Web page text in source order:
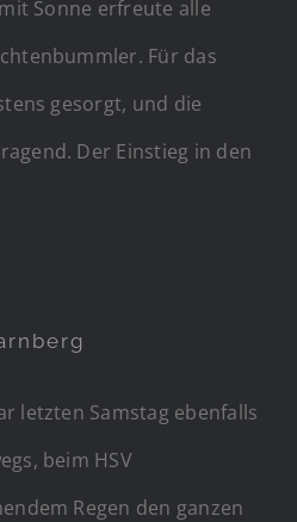
Sonne erfreute alle
Für das
gesorgt, und die
Der Einstieg in den
letzten Samstag ebenfalls
beim HSV
Regen den ganzen